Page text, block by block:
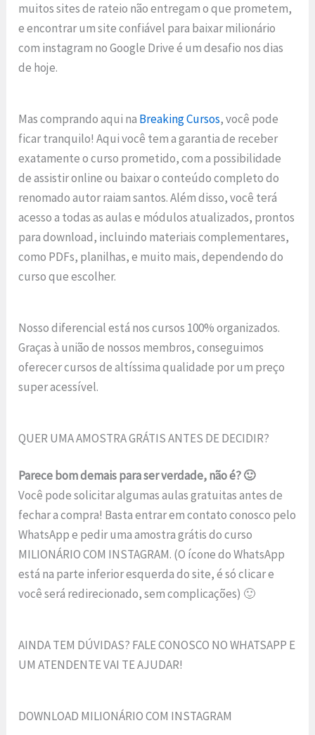
muitos sites de rateio não entregam o que prometem,
e encontrar um site confiável para baixar milionário
com instagram no Google Drive é um desafio nos dias
de hoje.
Mas comprando aqui na Breaking Cursos, você pode
ficar tranquilo! Aqui você tem a garantia de receber
exatamente o curso prometido, com a possibilidade
de assistir online ou baixar o conteúdo completo do
renomado autor raiam santos. Além disso, você terá
acesso a todas as aulas e módulos atualizados, prontos
para download, incluindo materiais complementares,
como PDFs, planilhas, e muito mais, dependendo do
curso que escolher.
Nosso diferencial está nos cursos 100% organizados.
Graças à união de nossos membros, conseguimos
oferecer cursos de altíssima qualidade por um preço
super acessível.
QUER UMA AMOSTRA GRÁTIS ANTES DE DECIDIR?
Parece bom demais para ser verdade, não é? 🙂
Você pode solicitar algumas aulas gratuitas antes de
fechar a compra! Basta entrar em contato conosco pelo
WhatsApp e pedir uma amostra grátis do curso
MILIONÁRIO COM INSTAGRAM. (O ícone do WhatsApp
está na parte inferior esquerda do site, é só clicar e
você será redirecionado, sem complicações) 🙂
AINDA TEM DÚVIDAS? FALE CONOSCO NO WHATSAPP E
UM ATENDENTE VAI TE AJUDAR!
DOWNLOAD MILIONÁRIO COM INSTAGRAM